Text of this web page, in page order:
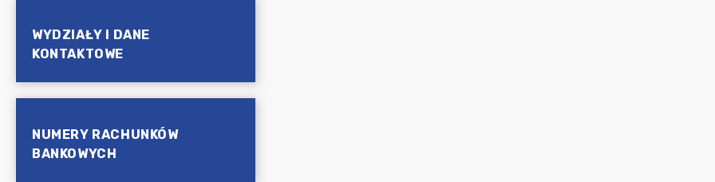
WYDZIAŁY I DANE
KONTAKTOWE
NUMERY RACHUNKÓW
BANKOWYCH